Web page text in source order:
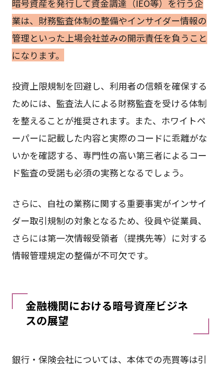
暗号資産を発行して資金調達（IEO等）を行う企
業は、財務監査体制の整備やインサイダー情報の
管理といった上場会社並みの開示責任を負うこと
になります。
投資上限規制を回避し、利用者の信頼を確保する
ためには、監査法人による財務監査を受ける体制
を整えることが推奨されます。また、ホワイトペ
ーパーに記載した内容と実際のコードに乖離がな
いかを確認する、専門性の高い第三者によるコー
ド監査の受諾も必須の実務となるでしょう。
さらに、自社の業務に関する重要事実がインサイ
ダー取引規制の対象となるため、役員や従業員、
さらには第一次情報受領者（提携先等）に対する
情報管理規定の整備が不可欠です。
金融機関における暗号資産ビジネ
スの展望
銀行・保険会社については、本体での売買等は引